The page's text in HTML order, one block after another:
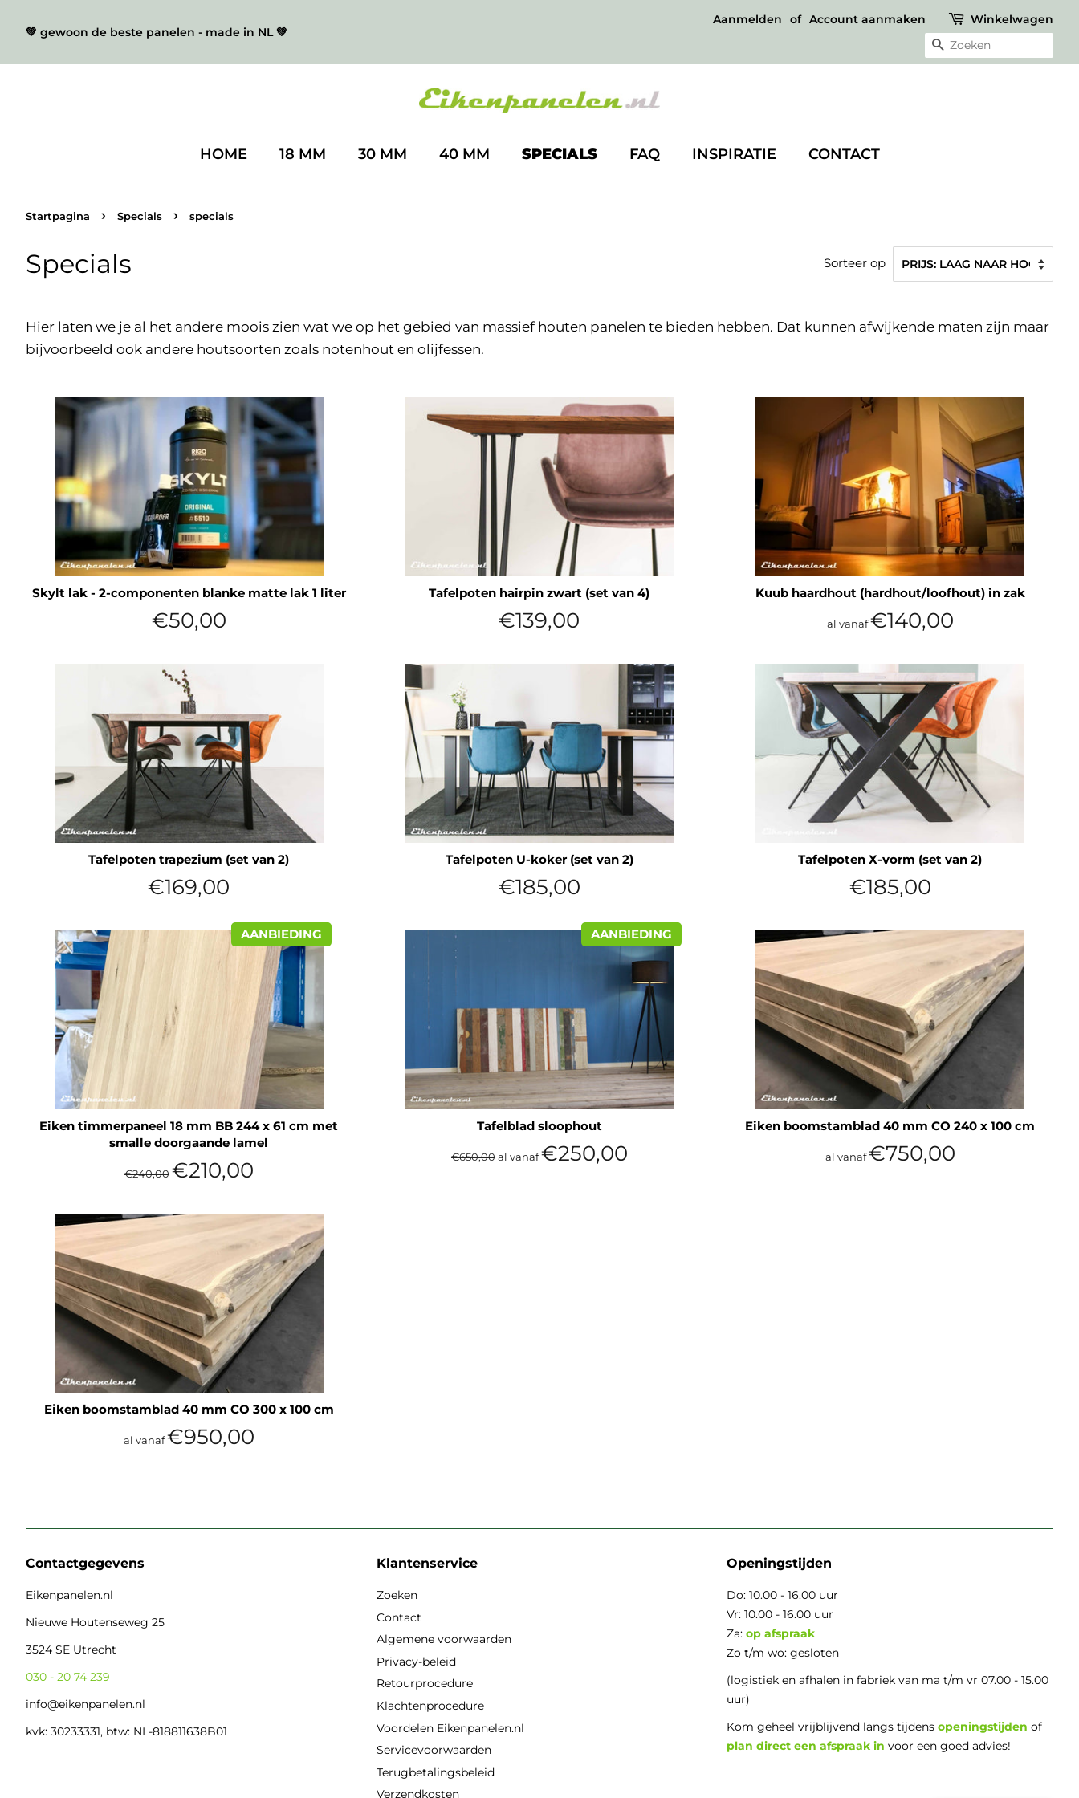
💚 gewoon de beste panelen - made in NL 💚
Aanmelden of Account aanmaken Winkelwagen
ZOEKEN
HOME 18 MM 30 MM 40 MM SPECIALS FAQ INSPIRATIE CONTACT
Startpagina › Specials › specials
Specials Sorteer op
Hier laten we je al het andere moois zien wat we op het gebied van massief houten panelen te bieden hebben. Dat kunnen afwijkende maten zijn maar
bijvoorbeeld ook andere houtsoorten zoals notenhout en olijfessen.
Skylt lak - 2-componenten blanke matte lak 1 liter
Normale
prijs
€50,00
Tafelpoten hairpin zwart (set van 4)
Normale
prijs
€139,00
Kuub haardhout (hardhout/loofhout) in zak
al vanaf €140,00
Tafelpoten trapezium (set van 2)
Normale
prijs
€169,00
Tafelpoten U-koker (set van 2)
Normale
prijs
€185,00
Tafelpoten X-vorm (set van 2)
Normale
prijs
€185,00
AANBIEDING
Eiken timmerpaneel 18 mm BB 244 x 61 cm met
smalle doorgaande lamel
prijs
€240,00
Aanbiedingsprijs
€210,00
AANBIEDING
Tafelblad sloophout
prijs
€650,00 al vanaf €250,00
Eiken boomstamblad 40 mm CO 240 x 100 cm
al vanaf €750,00
Eiken boomstamblad 40 mm CO 300 x 100 cm
al vanaf €950,00
Contactgegevens
Eikenpanelen.nl
Nieuwe Houtenseweg 25
3524 SE Utrecht
030 - 20 74 239
info@eikenpanelen.nl
kvk: 30233331, btw: NL-818811638B01
Klantenservice
Zoeken
Contact
Algemene voorwaarden
Privacy-beleid
Retourprocedure
Klachtenprocedure
Voordelen Eikenpanelen.nl
Servicevoorwaarden
Terugbetalingsbeleid
Verzendkosten
Openingstijden
Do: 10.00 - 16.00 uur
Vr: 10.00 - 16.00 uur
Za:op afspraak
Zo t/m wo: gesloten
(logistiek en afhalen in fabriek van ma t/m vr 07.00 - 15.00
uur)
Kom geheel vrijblijvend langs tijdensopeningstijden of
plan direct een afspraak in voor een goed advies!